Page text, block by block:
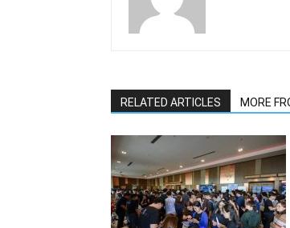
RELATED ARTICLES MORE